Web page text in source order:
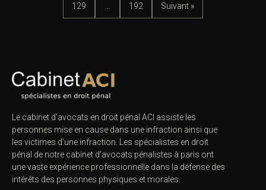
129 192 Suivant »
Le cabinet d’avocats en droit pénal ACI assiste les
personnes mise en cause dans une infraction ainsi que
les victimes d’une infraction. Les spécialistes en droit
pénal de notre cabinet d’avocats pénalistes à paris ont
une vaste expérience professionnelle dans la défense des
intérêts des personnes physiques et morales.